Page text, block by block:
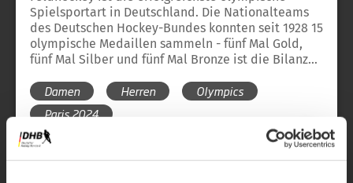
Spielsportart in Deutschland. Die Nationalteams
des Deutschen Hockey-Bundes konnten seit 1928 15
olympische Medaillen sammeln - fünf Mal Gold,
fünf Mal Silber und fünf Mal Bronze ist die Bilanz
über die bisherige Geschichte des Hockeysports
bei Olympischen Spielen und die Medaillen des
DHB bei Olympischen Spielen.
Damen Herren
Olympics
Paris 2024